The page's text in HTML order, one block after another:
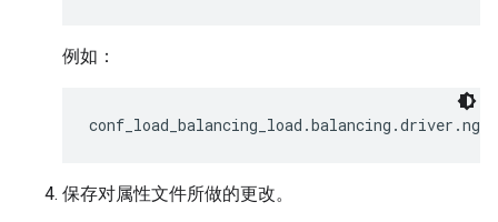
例如：
保存对属性文件所做的更改。